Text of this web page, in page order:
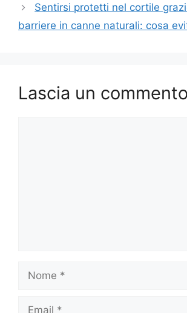
Sentirsi protetti nel cortile
barriere in canne naturali: cosa
Lascia un commento
Nome
Email